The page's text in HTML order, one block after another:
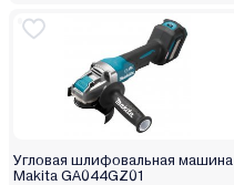
Угловая шлифовальная машина
Makita GA044GZ01